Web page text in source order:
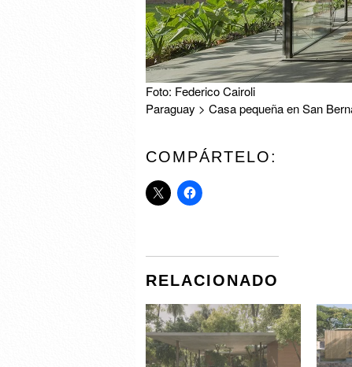
Foto: Federico Cairoli
Paraguay > Casa pequeña en San
COMPÁRTELO:
RELACIONADO